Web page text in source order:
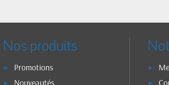
Nos produits
Promotions
Nouveautés